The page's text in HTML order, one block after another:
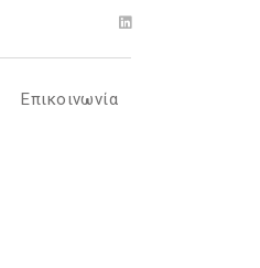
Επικοινωνία